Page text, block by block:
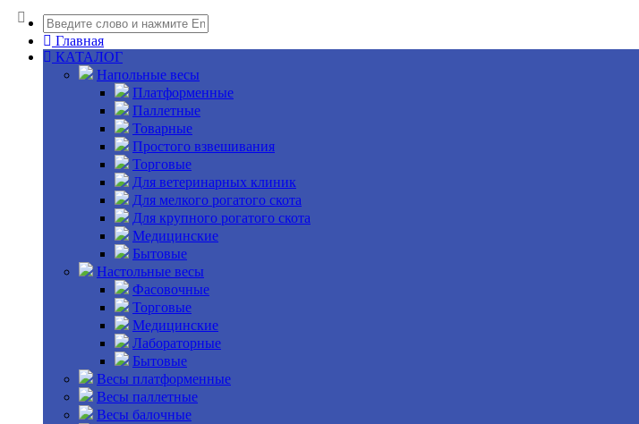
Главная
КАТАЛОГ
Напольные весы
Платформенные
Паллетные
Товарные
Простого взвешивания
Торговые
Для ветеринарных клиник
Для мелкого рогатого скота
Для крупного рогатого скота
Медицинские
Бытовые
Настольные весы
Фасовочные
Торговые
Медицинские
Лабораторные
Бытовые
Весы платформенные
Весы паллетные
Весы балочные